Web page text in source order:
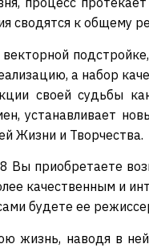
сводятся к общему
а набор
своей судьбы
устанавливает
Жизни и Творчества.
Вы приобретаете
качественным и
будете ее
жизнь, наводя в